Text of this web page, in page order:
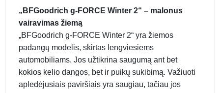
„BFGoodrich g-FORCE Winter 2“ – malonus
vairavimas žiemą
„BFGoodrich g-FORCE Winter 2“ yra žiemos
padangų modelis, skirtas lengviesiems
automobiliams. Jos užtikrina saugumą ant bet
kokios kelio dangos, bet ir puikų sukibimą. Važiuoti
apledėjusiais paviršiais yra saugiau, tačiau jos